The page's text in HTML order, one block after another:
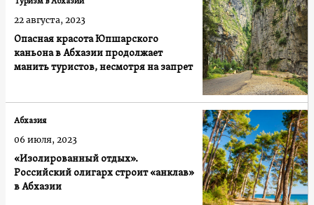
Опасная красота Юпшарского
каньона в Абхазии продолжает
манить туристов, несмотря на запрет
22 августа, 2023
«Изолированный отдых».
Российский олигарх строит «анклав»
в Абхазии
Абхазия
06 июля, 2023